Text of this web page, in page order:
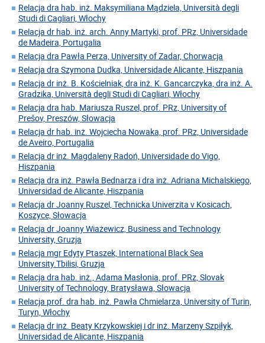
Relacja dra hab. inż. Maksymiliana Mądziela, Università degli
Studi di Cagliari, Włochy
Relacja dr hab. inż. arch. Anny Martyki, prof. PRz, Universidade
de Madeira, Portugalia
Relacja dra Pawła Perza, University of Zadar, Chorwacja
Relacja dra Szymona Dudka, Universidade Alicante, Hiszpania
Relacja dr inż. B. Kościelniak, dra inż. K. Gancarczyka, dra inż. A.
Gradzika, Università degli Studi di Cagliari, Włochy
Relacja dra hab. Mariusza Ruszel, prof. PRz, University of
Prešov, Preszów, Słowacja
Relacja dr hab. inż. Wojciecha Nowaka, prof. PRz, Universidade
de Aveiro, Portugalia
Relacja dr inż. Magdaleny Radoń, Universidade do Vigo,
Hiszpania
Relacja dra inż. Pawła Bednarza i dra inż. Adriana Michalskiego,
Universidad de Alicante, Hiszpania
Relacja dr Joanny Ruszel, Technicka Univerzita v Kosicach,
Koszyce, Słowacja
Relacja dr Joanny Wiażewicz, Business and Technology
University, Gruzja
Relacja mgr Edyty Ptaszek, International Black Sea
University.Tbilisi, Gruzja
Relacja dra hab. inż., Adama Masłonia, prof. PRz, Slovak
University of Technology, Bratysława, Słowacja
Relacja prof. dra hab. inż. Pawła Chmielarza, University of Turin,
Turyn, Włochy
Relacja dr inż. Beaty Krzykowskiej i dr inż. Marzeny Szpiłyk,
Universidad de Alicante, Hiszpania